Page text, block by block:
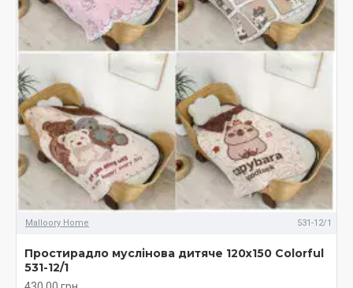
Malloory Home 531-12/1
Простирадло муслінова дитяче 120х150 Colorful
531-12/1